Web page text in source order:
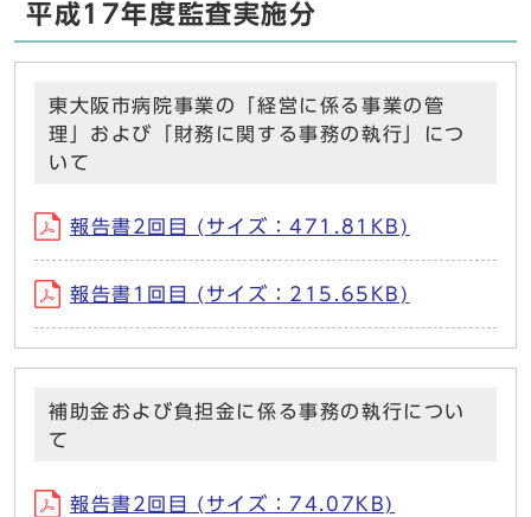
平成17年度監査実施分
東大阪市病院事業の「経営に係る事業の管
理」および「財務に関する事務の執行」につ
いて
報告書2回目 (サイズ：471.81KB)
報告書1回目 (サイズ：215.65KB)
補助金および負担金に係る事務の執行につい
て
報告書2回目 (サイズ：74.07KB)